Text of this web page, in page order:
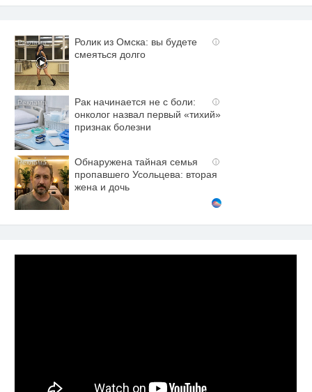
i
Ролик из Омска: вы будете
смеяться долго
i
Рак начинается не с боли:
онколог назвал первый «тихий»
признак болезни
i
Обнаружена тайная семья
пропавшего Усольцева: вторая
жена и дочь